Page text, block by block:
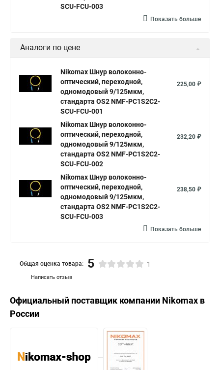
SCU-FCU-003
Показать больше
Аналоги по цене
Nikomax Шнур волоконно-
оптический, переходной,
одномодовый 9/125мкм,
стандарта OS2 NMF-PC1S2C2-
SCU-FCU-001
225,00 ₽
Nikomax Шнур волоконно-
оптический, переходной,
одномодовый 9/125мкм,
стандарта OS2 NMF-PC1S2C2-
SCU-FCU-002
232,20 ₽
Nikomax Шнур волоконно-
оптический, переходной,
одномодовый 9/125мкм,
стандарта OS2 NMF-PC1S2C2-
SCU-FCU-003
238,50 ₽
Показать больше
Написать отзыв
Общая оценка товара: 5 1
Официальный поставщик компании Nikomax в
России